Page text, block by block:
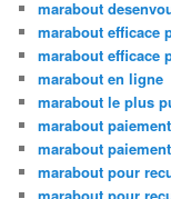
marabout
marabout efficace
marabout efficace
marabout en ligne
marabout le plus
marabout
marabout
marabout pour